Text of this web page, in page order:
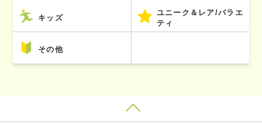
キッズ
ユニーク＆レア/バラエ
ティ
その他